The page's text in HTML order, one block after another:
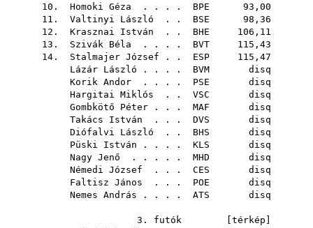
10. Homoki Géza . . . . BPE 93,00
11. Valtinyi László . . BSE 98,36
12. Krasznai István . . BHE 106,11
13. Szivák Béla . . . . BVT 115,43
14. Stalmajer József . . ESP 115,47
Lázár László . . . . BVM disq
Korik Andor . . . . PSE disq
Hargitai Miklós . . VSC disq
Gombkötő Péter . . . MAF disq
Takács István . . . DVS disq
Diófalvi László . . BHS disq
Püski István . . . . KLS disq
Nagy Jenő . . . . . MHD disq
Némedi József . . . CES disq
Faltisz János . . . POE disq
Nemes András . . . . ATS disq
3. futók [ térkép